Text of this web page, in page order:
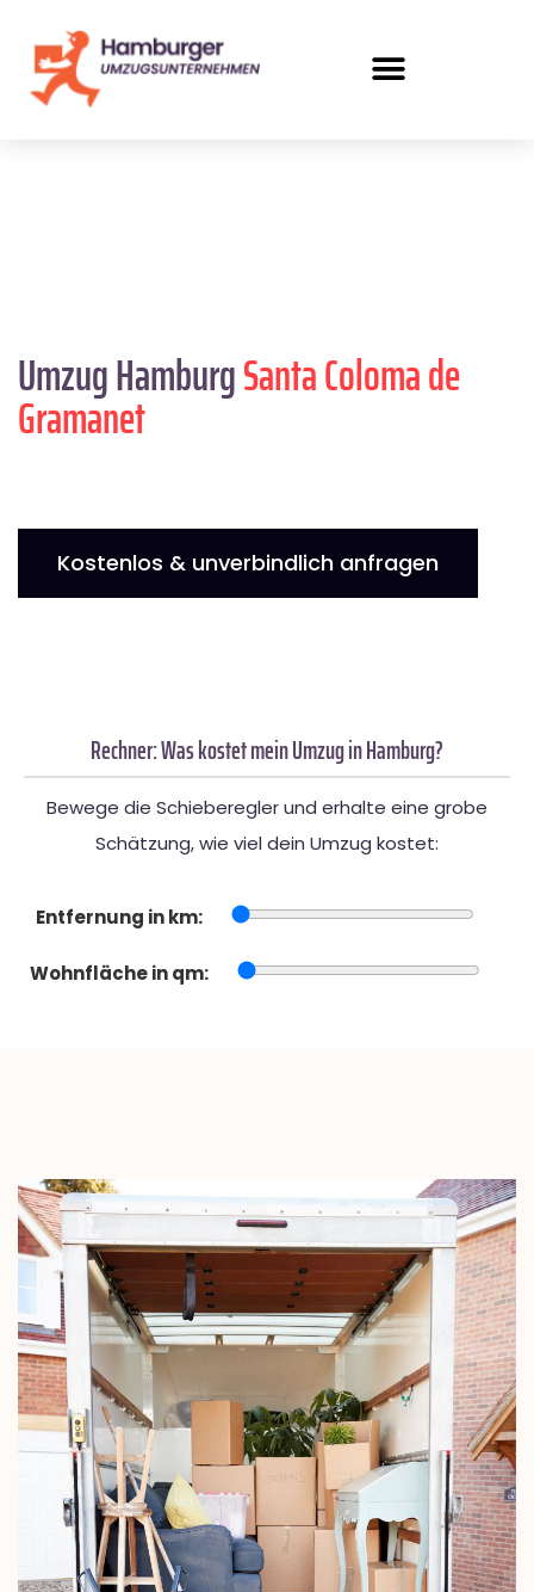
Umzug HamburgSanta Coloma de
Gramanet
Kostenlos & unverbindlich anfragen
Rechner: Was kostet mein Umzug in Hamburg?
Bewege die Schieberegler und erhalte eine grobe
Schätzung, wie viel dein Umzug kostet:
Entfernung in km:
Wohnfläche in qm: